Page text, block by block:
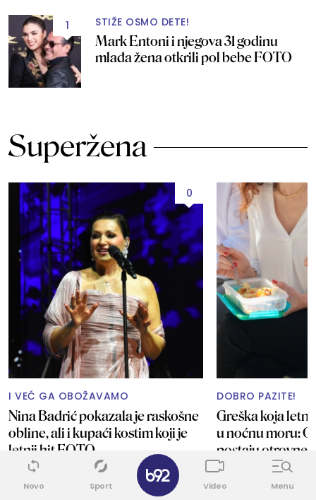
1 STIŽE OSMO DETE!
Mark Entoni i njegova 31 godinu
mlađa žena otkrili pol bebe FOTO
Superžena
0
I VEĆ GA OBOŽAVAMO
Nina Badrić pokazala je raskošne
obline, ali i kupaći kostim koji je
letnji hit FOTO
DOBRO PAZITE!
Greška koja
u noćnu moru:
postaju otrovne
Novo Sport Video Menu
✕